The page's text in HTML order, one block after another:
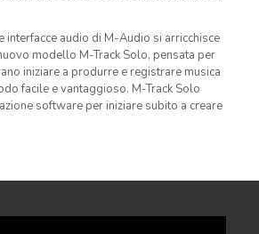
interfacce audio di M-Audio si arricchisce
modello M-Track Solo, pensata per
iniziare a produrre e registrare musica
facile e vantaggioso. M-Track Solo
software per iniziare subito a creare